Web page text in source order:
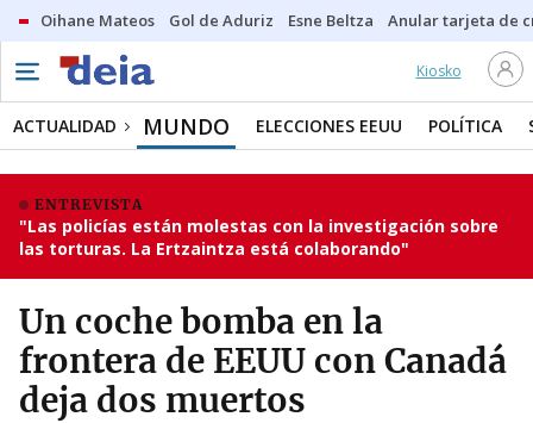
Oihane Mateos Gol de Aduriz Esne Beltza Anular tarjeta de
Kiosko
ACTUALIDAD MUNDO ELECCIONES EEUU POLÍTICA
ENTREVISTA
"Las policías están molestas con la investigación sobre
las torturas. La Ertzaintza está colaborando"
Un coche bomba en la
frontera de EEUU con Canadá
deja dos muertos